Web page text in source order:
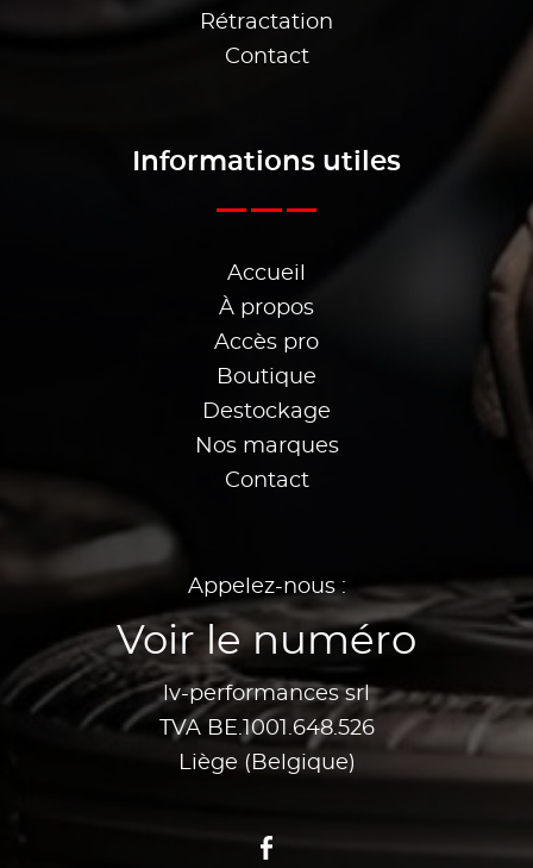
Rétractation
Contact
Informations utiles
Accueil
À propos
Accès pro
Boutique
Destockage
Nos marques
Contact
Appelez-nous :
Voir le numéro
lv-performances srl
TVA BE.1001.648.526
Liège (Belgique)